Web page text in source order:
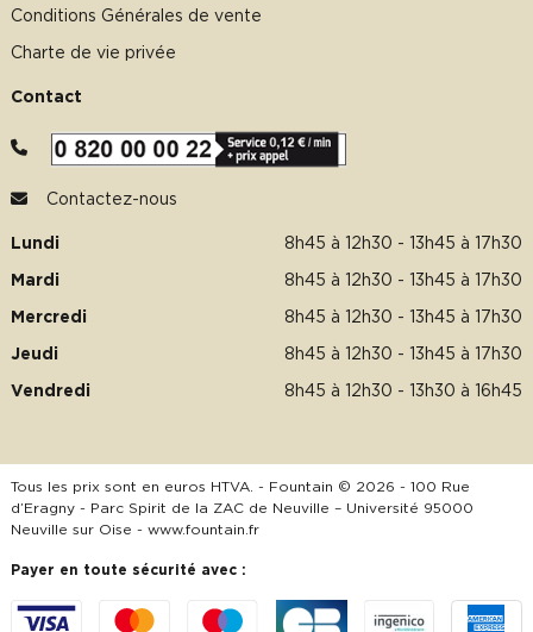
Conditions Générales de vente
Charte de vie privée
Contact
Contactez-nous
Lundi 8h45 à 12h30 - 13h45 à 17h30
Mardi 8h45 à 12h30 - 13h45 à 17h30
Mercredi 8h45 à 12h30 - 13h45 à 17h30
Jeudi 8h45 à 12h30 - 13h45 à 17h30
Vendredi 8h45 à 12h30 - 13h30 à 16h45
Tous les prix sont en euros HTVA. - Fountain © 2026 - 100 Rue
d’Eragny - Parc Spirit de la ZAC de Neuville – Université 95000
Neuville sur Oise - www.fountain.fr
Payer en toute sécurité avec :